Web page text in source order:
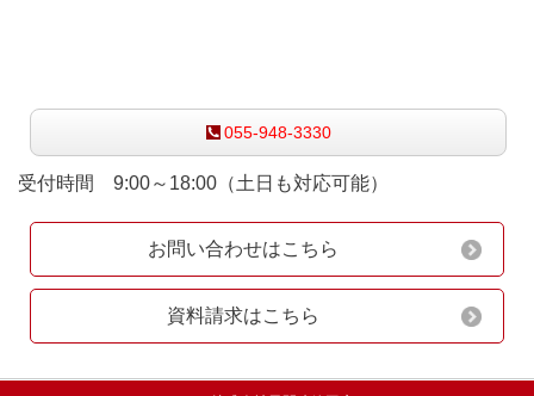
055-948-3330
受付時間 9:00～18:00（土日も対応可能）
お問い合わせはこちら
資料請求はこちら